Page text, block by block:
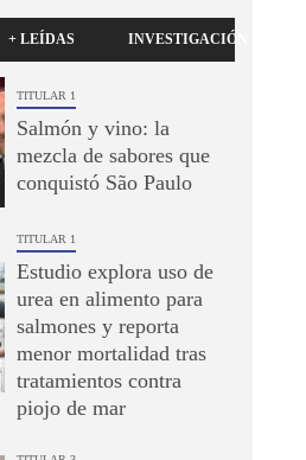
+ LEÍDAS INVESTIGACIÓN
TITULAR 1
Salmón y vino: la
mezcla de sabores que
conquistó São Paulo
TITULAR 1
Estudio explora uso de
urea en alimento para
salmones y reporta
menor mortalidad tras
tratamientos contra
piojo de mar